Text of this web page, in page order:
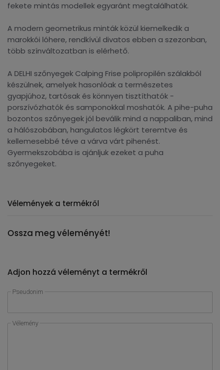
fekete mintás modellek egyaránt megtalálhatók.
A modern geometrikus minták közül kiemelkedik a
marokkói lóhere, rendkívül divatos ebben a szezonban,
több színváltozatban is elérhető.
A DELHI szőnyegek Calping Frise polipropilén szálakból
készülnek, amelyek hasonlóak a természetes
gyapjúhoz, tartósak és könnyen tisztíthatók -
porszívózhatók és samponokkal moshatók. A pihe-puha
bozontos szőnyegek jól beválik mind a nappaliban, mind
a hálószobában, hangulatos légkört teremtve és
kellemesebbé téve a várva várt pihenést.
Gyermekszobába is ajánljuk ezeket a puha
szőnyegeket.
Vélemények a termékről
Ossza meg véleményét!
Adjon hozzá véleményt a termékről
Pseudonim
Vélemény